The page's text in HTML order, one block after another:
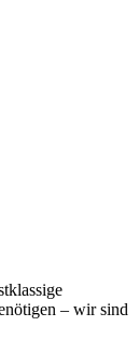
– wir sind